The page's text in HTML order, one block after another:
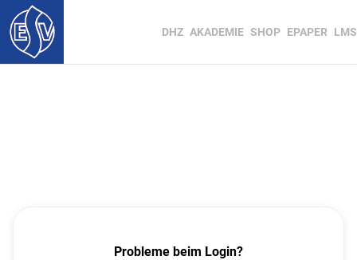
DHZ AKADEMIE SHOP EPAPER LMS
Probleme beim Login?